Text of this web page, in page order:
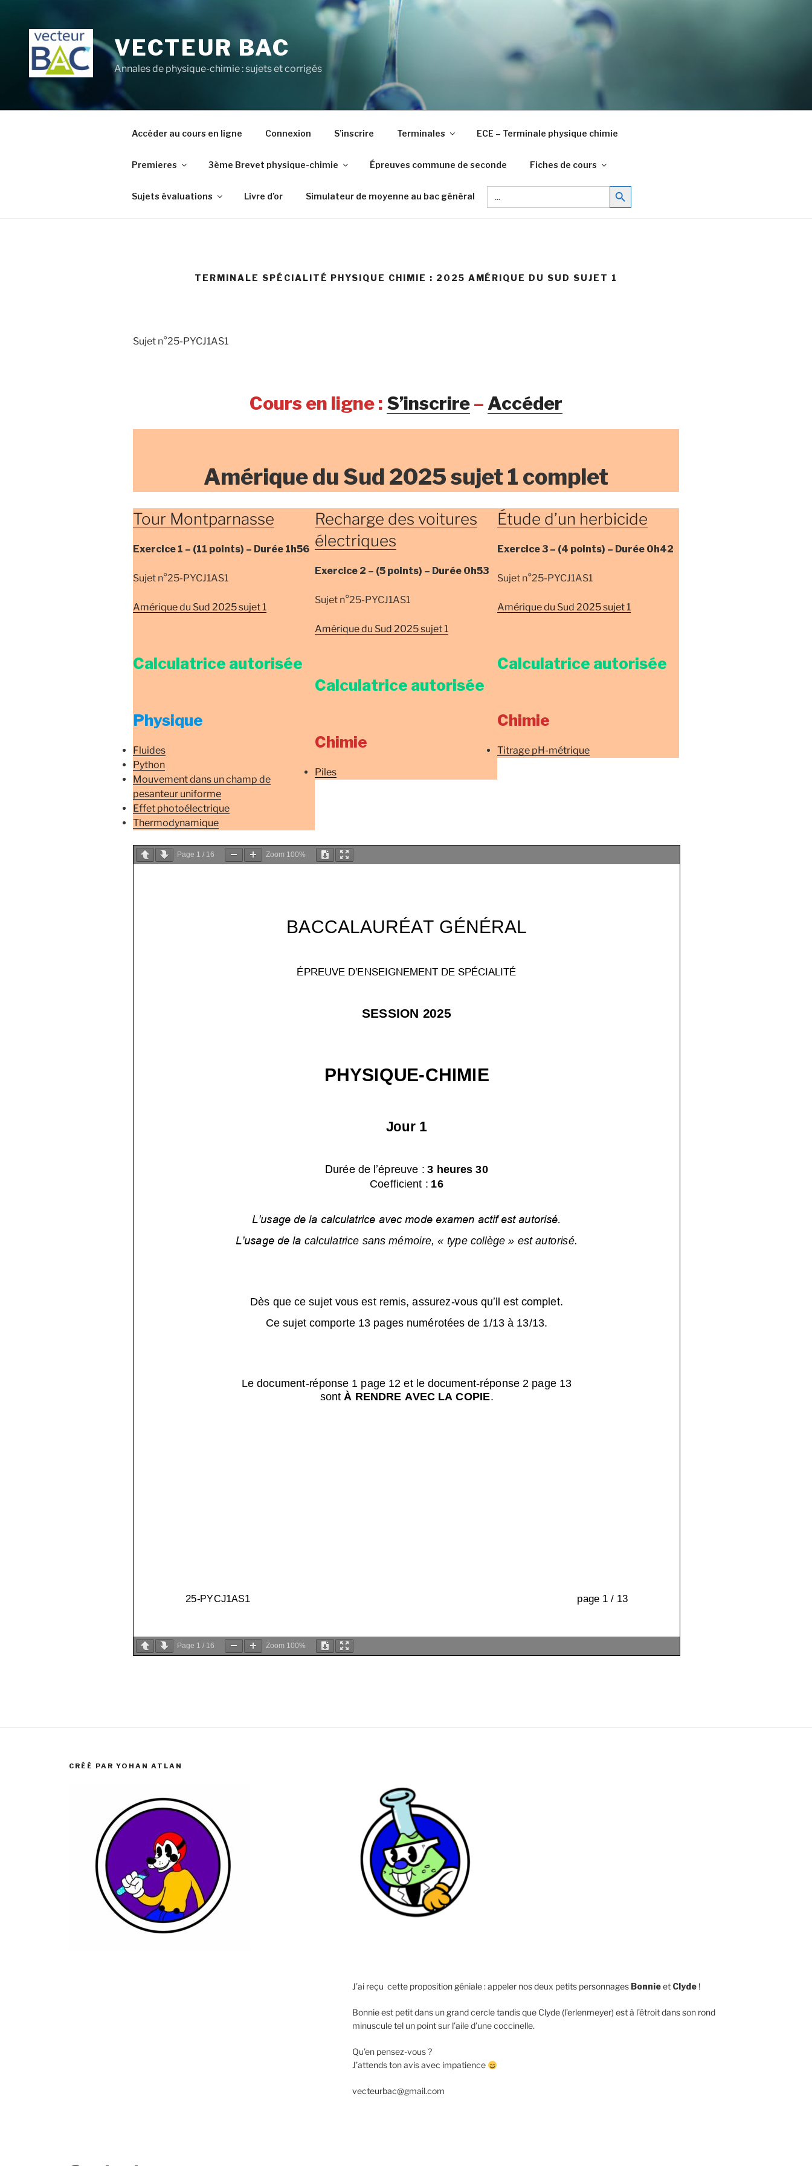
contenu
principal
VECTEUR BAC
Annales de physique-chimie : sujets et corrigés
Accéder au cours en ligne Connexion S’inscrire Terminales ECE – Terminale physique chimie
Premieres 3ème Brevet physique-chimie Épreuves commune de seconde Fiches de cours
Sujets évaluations Livre d’or Simulateur de moyenne au bac général
Search
for:
Search Button
TERMINALE SPÉCIALITÉ PHYSIQUE CHIMIE : 2025 AMÉRIQUE DU SUD SUJET 1
Sujet n°25-PYCJ1AS1
Cours en ligne : S’inscrire– Accéder
Amérique du Sud 2025 sujet 1 complet
Tour Montparnasse
Exercice 1 – (11 points) – Durée 1h56
Sujet n°25-PYCJ1AS1
Amérique du Sud 2025 sujet 1
Calculatrice autorisée
Physique
Fluides
Python
Mouvement dans un champ de
pesanteur uniforme
Effet photoélectrique
Thermodynamique
Recharge des voitures
électriques
Exercice 2 – (5 points) – Durée 0h53
Sujet n°25-PYCJ1AS1
Amérique du Sud 2025 sujet 1
Calculatrice autorisée
Chimie
Piles
Étude d’un herbicide
Exercice 3 – (4 points) – Durée 0h42
Sujet n°25-PYCJ1AS1
Amérique du Sud 2025 sujet 1
Calculatrice autorisée
Chimie
Titrage pH-métrique
Page 1 / 16 Zoom 100%
Page 1 / 16 Zoom 100%
CRÉÉ PAR YOHAN ATLAN
J’ai reçu cette proposition géniale : appeler nos deux petits personnages Bonnieet Clyde!
Bonnie est petit dans un grand cercle tandis que Clyde (l’erlenmeyer) est à l’étroit dans son rond
minuscule tel un point sur l’aile d’une coccinelle.
Qu’en pensez-vous ?
J’attends ton avis avec impatience
vecteurbac@gmail.com